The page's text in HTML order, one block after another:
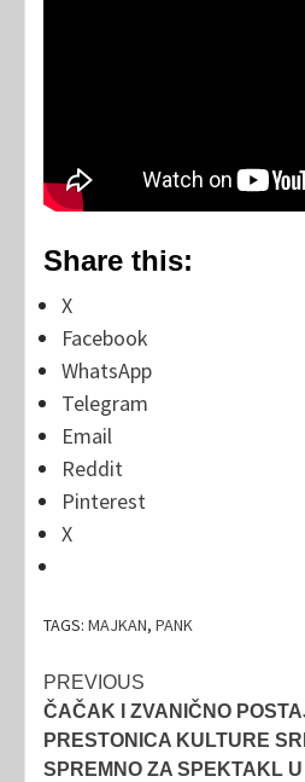
Share this:
X
Facebook
WhatsApp
Telegram
Email
Reddit
Pinterest
X
TAGS: MAJKAN, PANK
Post
navigation
PREVIOUS
ČAČAK I ZVANIČNO
PRESTONICA KULTURE
SPREMNO ZA SPEKTAKL